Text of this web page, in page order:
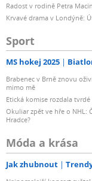
Radost v rodině Petra
Krvavé drama v Londýně:
Sport
MS hokej 2025
Brabenec v Brně znovu
mimo mě
Etická komise rozdala
Okuliar zpět ve hře o NHL:
Hradce?
Móda a krása
Jak zhubnout